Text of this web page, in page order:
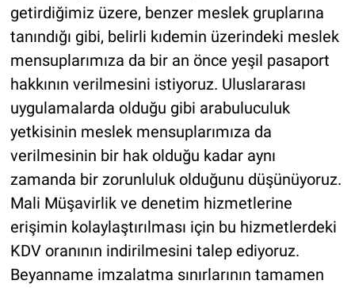
getirdiğimiz üzere, benzer meslek gruplarına
tanındığı gibi, belirli kıdemin üzerindeki meslek
mensuplarımıza da bir an önce yeşil pasaport
hakkının verilmesini istiyoruz. Uluslararası
uygulamalarda olduğu gibi arabuluculuk
yetkisinin meslek mensuplarımıza da
verilmesinin bir hak olduğu kadar aynı
zamanda bir zorunluluk olduğunu düşünüyoruz.
Mali Müşavirlik ve denetim hizmetlerine
erişimin kolaylaştırılması için bu hizmetlerdeki
KDV oranının indirilmesini talep ediyoruz.
Beyanname imzalatma sınırlarının tamamen